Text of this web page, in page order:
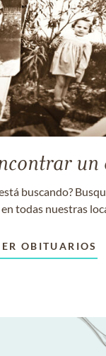
buscando?
todas nuestras
OBITUARIOS